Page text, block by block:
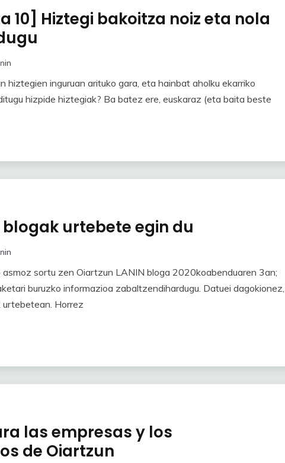
10] Hiztegi bakoitza noiz eta nola
hiztegien inguruan arituko gara, eta hainbat aholku ekarriko
hizpide hiztegiak? Ba batez ere, euskaraz (eta baita beste
blogak urtebete egin du
sortu zen Oiartzun LANIN bloga 2020koabenduaren 3an;
buruzko informazioa zabaltzendihardugu. Datuei dagokionez,
Horrez
las empresas y los
de Oiartzun